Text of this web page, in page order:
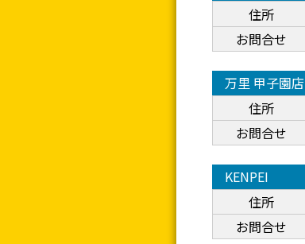
住所
お問合せ
万里 甲子園店
住所
お問合せ
KENPEI
住所
お問合せ